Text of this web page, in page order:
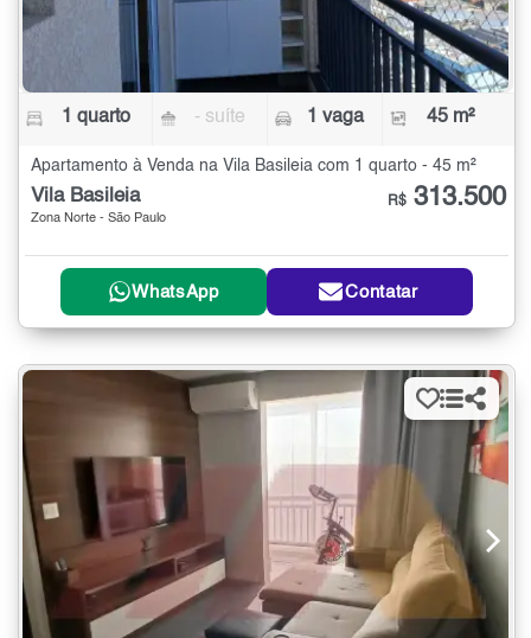
1 quarto - suíte 1 vaga 45 m²
Apartamento à Venda na Vila Basileia com 1 quarto - 45 m²
Vila Basileia
Zona Norte - São Paulo
R$ 313.500
WhatsApp Contatar